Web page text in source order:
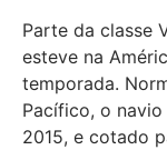
Parte da classe
esteve na
temporada.
Pacífico, o
2015, e cotado